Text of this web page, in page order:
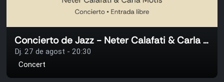
Concierto de Jazz - Neter Calafati & Carla Motis
Dj. 27 de agost - 20:30
Concert